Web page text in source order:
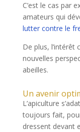
C’est le cas par
amateurs qui
lutter contre le
De plus, l’intérêt
nouvelles
abeilles.
Un avenir
L’apiculture
toujours fait,
dressent devant